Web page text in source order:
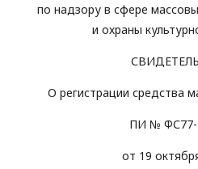
по надзору в сфере
и охраны
О регистрации средства
ПИ № ФС77-
от 19